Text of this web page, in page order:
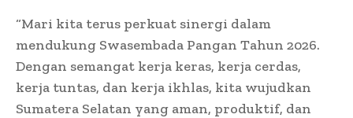
“Mari kita terus perkuat sinergi dalam
mendukung Swasembada Pangan Tahun 2026.
Dengan semangat kerja keras, kerja cerdas,
kerja tuntas, dan kerja ikhlas, kita wujudkan
Sumatera Selatan yang aman, produktif, dan